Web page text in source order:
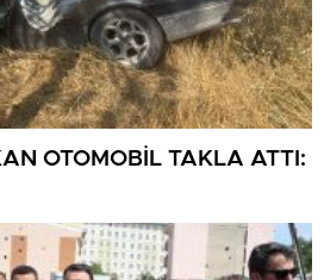
OTOMOBİL TAKLA ATTI: